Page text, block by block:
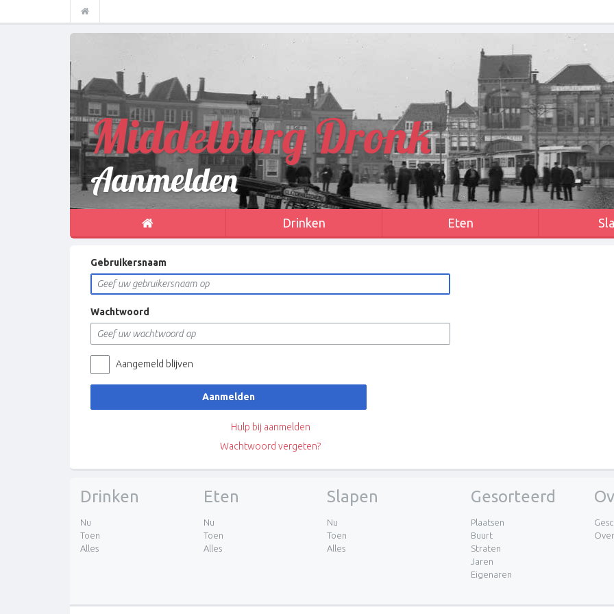
Middelburg Dronk
Aanmelden
Drinken Eten
Gebruikersnaam
Wachtwoord
Aangemeld blijven
Aanmelden
Hulp bij aanmelden
Wachtwoord vergeten?
Drinken
Nu
Toen
Alles
Eten
Nu
Toen
Alles
Slapen
Nu
Toen
Alles
Gesorteerd
Plaatsen
Buurt
Straten
Jaren
Eigenaren
Over